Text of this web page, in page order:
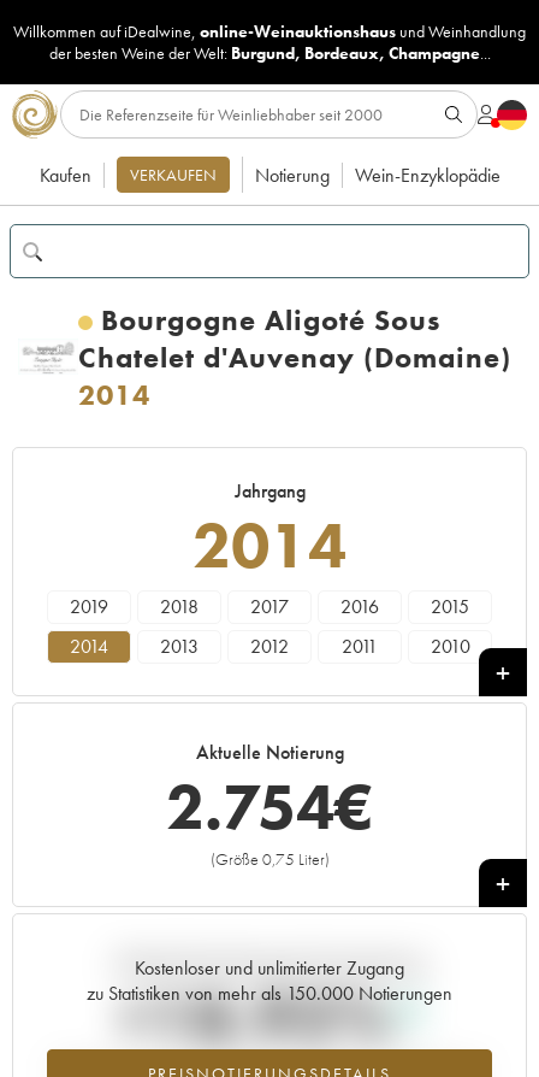
Willkommen auf iDealwine, online-Weinauktionshaus undWeinhandlung
der besten Weine der Welt: Burgund, Bordeaux, Champagne...
Kaufen VERKAUFEN Notierung Wein-Enzyklopädie
Bourgogne Aligoté Sous
Chatelet d'Auvenay (Domaine)
2014
Jahrgang
2014
2019 2018 2017 2016
2015
2014
2013 2012 2011
2010
1997
Aktuelle Notierung
2.754€
(Größe 0,75 Liter)
+
Kostenloser und unlimitierter Zugang
zu Statistiken von mehr als 150.000 Notierungen
Aktuelle Entwicklung der Preisnotierung
+18.92%
Preisanstiegs des Jahrgangs 2014 im Jahr 2026 im Vergleich zum